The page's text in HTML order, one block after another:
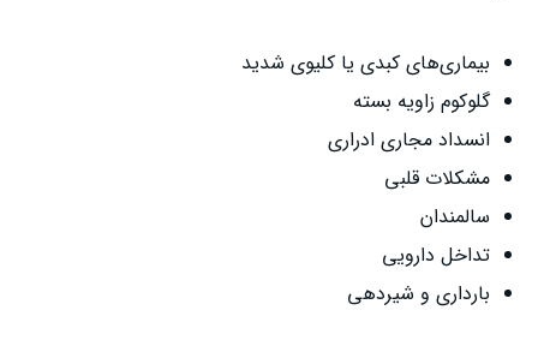
بیماری‌های کبدی یا کلیوی شدید
گلوکوم زاویه بسته
انسداد مجاری ادراری
مشکلات قلبی
سالمندان
تداخل دارویی
بارداری و شیردهی